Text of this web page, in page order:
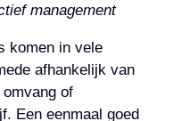
management
komen in vele
afhankelijk van
of
Een eenmaal goed